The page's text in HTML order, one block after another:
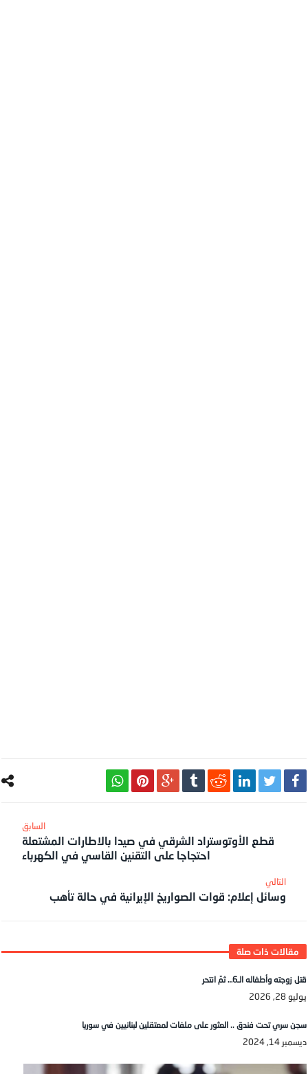
قطع الأوتوستراد الشرقي في صيدا بالاطارات المشتعلة
احتجاجا على التقنين القاسي في الكهرباء
‎التالي
وسائل إعلام: قوات الصواريخ الإيرانية في حالة تأهب
قتل زوجته وأطفاله الـ6… ثمّ انتحر
يوليو 28, 2026
سجن سري تحت فندق .. العثور على ملفات لمعتقلين لبنانيين في سوريا
ديسمبر 14, 2024